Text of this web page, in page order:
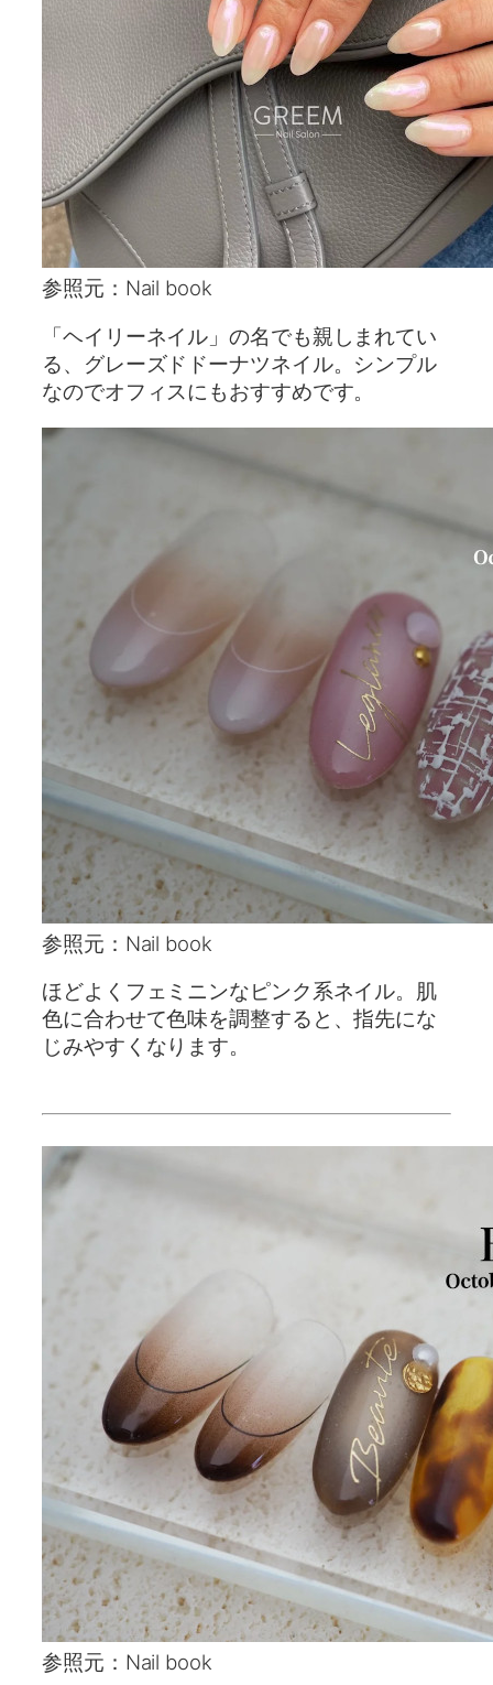
参照元：Nail book
「ヘイリーネイル」の名でも親しまれてい
る、グレーズドドーナツネイル。シンプル
なのでオフィスにもおすすめです。
参照元：Nail book
ほどよくフェミニンなピンク系ネイル。肌
色に合わせて色味を調整すると、指先にな
じみやすくなります。
参照元：Nail book